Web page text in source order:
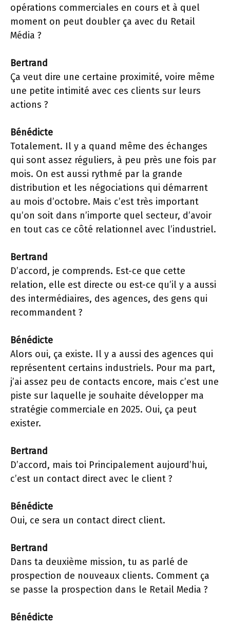
opérations commerciales en cours et à quel
moment on peut doubler ça avec du Retail
Média ?
Bertrand
Ça veut dire une certaine proximité, voire même
une petite intimité avec ces clients sur leurs
actions ?
Bénédicte
Totalement. Il y a quand même des échanges
qui sont assez réguliers, à peu près une fois par
mois. On est aussi rythmé par la grande
distribution et les négociations qui démarrent
au mois d’octobre. Mais c’est très important
qu’on soit dans n’importe quel secteur, d’avoir
en tout cas ce côté relationnel avec l’industriel.
Bertrand
D’accord, je comprends. Est-ce que cette
relation, elle est directe ou est-ce qu’il y a aussi
des intermédiaires, des agences, des gens qui
recommandent ?
Bénédicte
Alors oui, ça existe. Il y a aussi des agences qui
représentent certains industriels. Pour ma part,
j’ai assez peu de contacts encore, mais c’est une
piste sur laquelle je souhaite développer ma
stratégie commerciale en 2025. Oui, ça peut
exister.
Bertrand
D’accord, mais toi Principalement aujourd’hui,
c’est un contact direct avec le client ?
Bénédicte
Oui, ce sera un contact direct client.
Bertrand
Dans ta deuxième mission, tu as parlé de
prospection de nouveaux clients. Comment ça
se passe la prospection dans le Retail Media ?
Bénédicte